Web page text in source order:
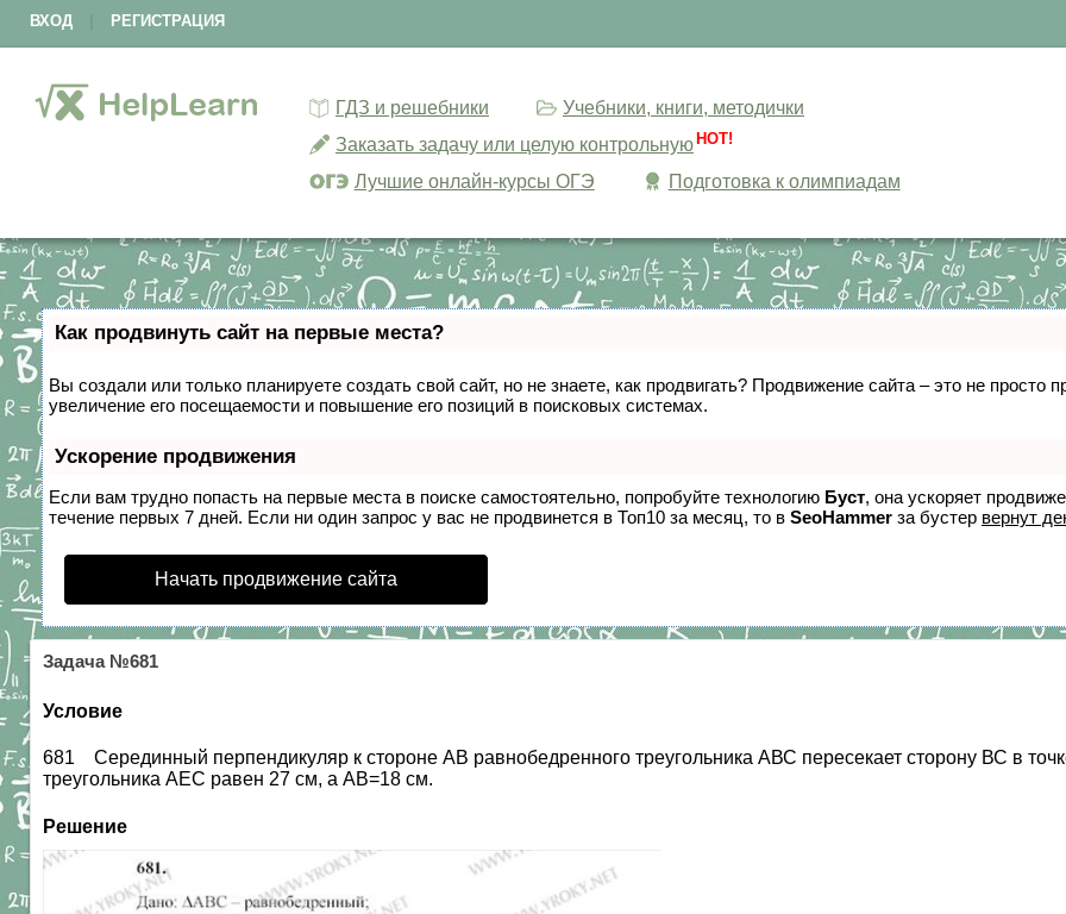
ВХОД РЕГИСТРАЦИЯ
ГДЗ и решебники
Учебники, книги, методички
Заказать задачу или целую контрольную HOT!
Лучшие онлайн-курсы ОГЭ Подготовка к олимпиадам
Как продвинуть сайт на первые места?
Вы создали или только планируете создать свой сайт, но не знаете, как продвигать? Продвижение сайта – это не
увеличение его посещаемости и повышение его позиций в поисковых системах.
Ускорение продвижения
Если вам трудно попасть на первые места в поиске самостоятельно, попробуйте технологию Буст, она ускоряет
течение первых 7 дней. Если ни один запрос у вас не продвинется в Топ10 за месяц, то в SeoHammer за бустер вернут
Начать продвижение сайта
Задача №681
Условие
681 Серединный перпендикуляр к стороне АВ равнобедренного треугольника АВС пересекает сторону ВС в
треугольника АЕС равен 27 см, а АВ=18 см.
Решение